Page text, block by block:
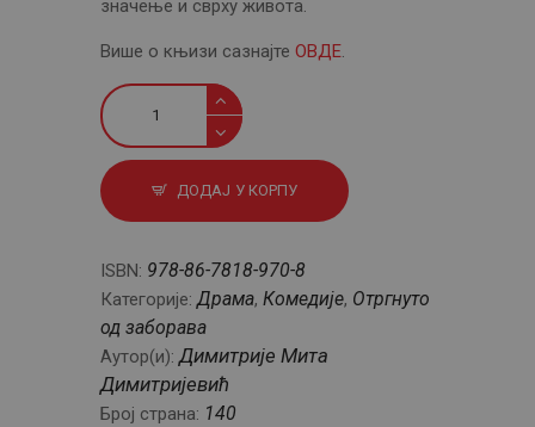
значење и сврху живота.
Више о књизи сазнајте ОВДЕ.
Љубавник
своје
жене
и
Пировање
ДОДАЈ У КОРПУ
ISBN: 978-86-7818-970-8
Категорије:Драма, Комедије, Отргнуто
од заборава
Аутор(и):Димитрије Мита
Димитријевић
Број страна: 140